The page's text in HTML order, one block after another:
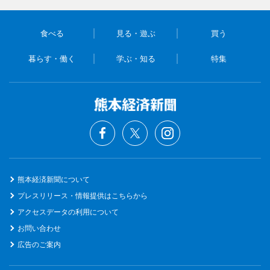
食べる 見る・遊ぶ 買う
暮らす・働く 学ぶ・知る 特集
熊本経済新聞について
プレスリリース・情報提供はこちらから
アクセスデータの利用について
お問い合わせ
広告のご案内